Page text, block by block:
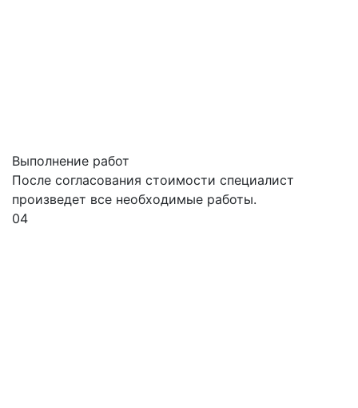
Выполнение работ
После согласования стоимости специалист
произведет все необходимые работы.
04